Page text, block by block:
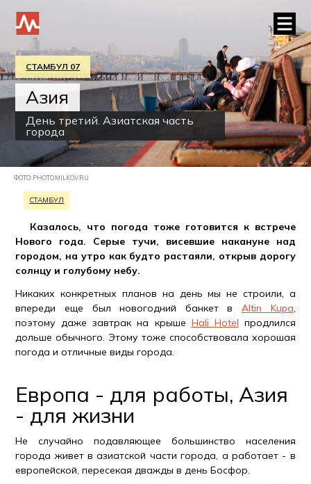
СТАМБУЛ 07
Азия
День третий. Азиатская часть
города
ФОТО: PHOTO.MILKOV.RU
СТАМБУЛ
Казалось, что погода тоже готовится к встрече
Нового года. Серые тучи, висевшие накануне над
городом, на утро как будто растаяли, открыв дорогу
солнцу и голубому небу.
Никаких конкретных планов на день мы не строили, а
впереди еще был новогодний банкет вAltin Kupa,
поэтому даже завтрак на крыше Hali Hotel продлился
дольше обычного. Этому тоже способствовала хорошая
погода и отличные виды города.
Европа - для работы, Азия
- для жизни
Не случайно подавляющее большинство населения
города живет в азиатской части города, а работает - в
европейской, пересекая дважды в день Босфор.